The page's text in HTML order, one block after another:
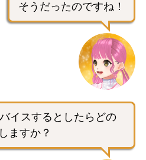
そうだったのですね！
イスするとしたらどの
ますか？